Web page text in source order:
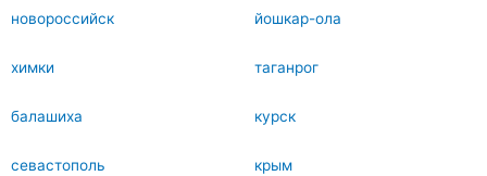
новороссийск йошкар-ола
химки таганрог
балашиха курск
севастополь крым